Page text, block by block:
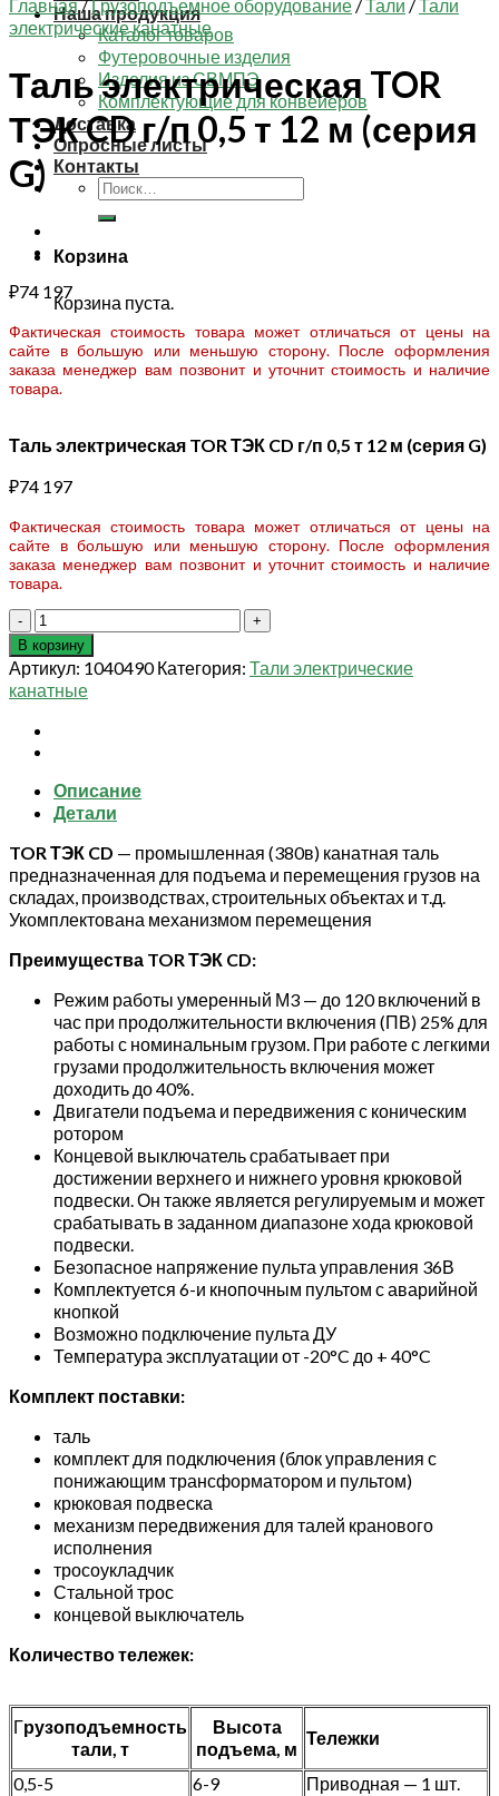
Наша продукция
Каталог товаров
Футеровочные изделия
Изделия из СВМПЭ
Комплектующие для конвейеров
Доставка
Опросные листы
Контакты
Искать:
Корзина
Корзина пуста.
Главная/Грузоподъемное оборудование /Тали /Тали
электрические канатные
Таль электрическая TOR
ТЭК CD г/п 0,5 т 12 м (серия
G)
₽74 197
Фактическая стоимость товара может отличаться от цены на
сайте в большую или меньшую сторону. После оформления
заказа менеджер вам позвонит и уточнит стоимость и наличие
товара.
Таль электрическая TOR ТЭК CD г/п 0,5 т 12 м (серия G)
₽74 197
Фактическая стоимость товара может отличаться от цены на
сайте в большую или меньшую сторону. После оформления
заказа менеджер вам позвонит и уточнит стоимость и наличие
товара.
Количество
товара
Таль
электрическая
TOR
ТЭК
CD
п
0,5
12
м
(серия
G)
В корзину
Артикул: 1040490 Категория: Тали электрические
канатные
Описание
Детали
TOR ТЭК CD — промышленная (380в) канатная таль
предназначенная для подъема и перемещения грузов на
складах, производствах, строительных объектах и т.д.
Укомплектована механизмом перемещения
Преимущества TOR ТЭК CD:
Режим работы умеренный М3 — до 120 включений в
час при продолжительности включения (ПВ) 25% для
работы с номинальным грузом. При работе с легкими
грузами продолжительность включения может
доходить до 40%.
Двигатели подъема и передвижения с коническим
ротором
Концевой выключатель срабатывает при
достижении верхнего и нижнего уровня крюковой
подвески. Он также является регулируемым и может
срабатывать в заданном диапазоне хода крюковой
подвески.
Безопасное напряжение пульта управления 36В
Комплектуется 6-и кнопочным пультом с аварийной
кнопкой
Возможно подключение пульта ДУ
Температура эксплуатации от -20°C до + 40°C
Комплект поставки:
таль
комплект для подключения (блок управления с
понижающим трансформатором и пультом)
крюковая подвеска
механизм передвижения для талей кранового
исполнения
тросоукладчик
Стальной трос
концевой выключатель
Количество тележек:
Грузоподъемность
тали, т
Высота
подъема, м
Тележки
0,5-5 6-9
Приводная — 1 шт.